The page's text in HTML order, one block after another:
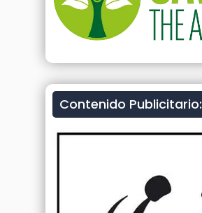
Contenido Publicitario: